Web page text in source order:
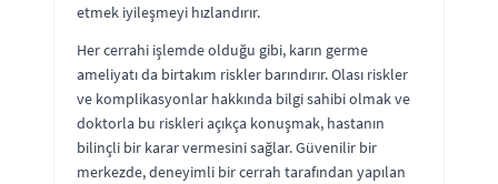
etmek iyileşmeyi hızlandırır.
Her cerrahi işlemde olduğu gibi, karın germe
ameliyatı da birtakım riskler barındırır. Olası riskler
ve komplikasyonlar hakkında bilgi sahibi olmak ve
doktorla bu riskleri açıkça konuşmak, hastanın
bilinçli bir karar vermesini sağlar. Güvenilir bir
merkezde, deneyimli bir cerrah tarafından yapılan